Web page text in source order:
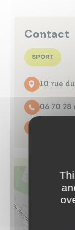
Contact
SPORT
10 rue
06 70 28